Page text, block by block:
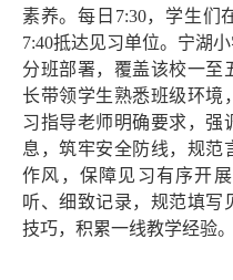
素养。每日 7:30，学生们
7:40抵达见习单位。 宁湖
分班部署，覆盖该校一至
长带领学生熟悉班级环境
习指导老师明确要求，强
息，筑牢安全防线，规范
作风，保障见习有序开
听、细致记录，规范填写
技巧，积累一线教学经验。